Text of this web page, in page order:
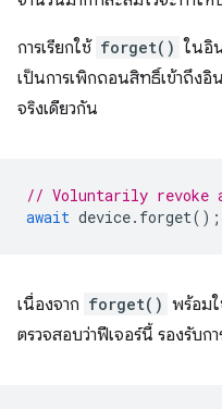
การเรียกใช้ forget() ในอิ
เป็นการเพิกถอนสิทธิ์เข้าถึง
จริงเดียวกัน
// Voluntarily revoke
await device. forget();
เนื่องจาก forget() พร้อม
ตรวจสอบว่าฟีเจอร์นี้ รองรับก